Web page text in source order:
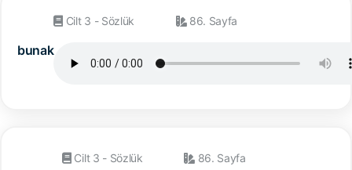
bunak
Cilt 3 - Sözlük 86. Sayfa
Cilt 3 - Sözlük 86. Sayfa